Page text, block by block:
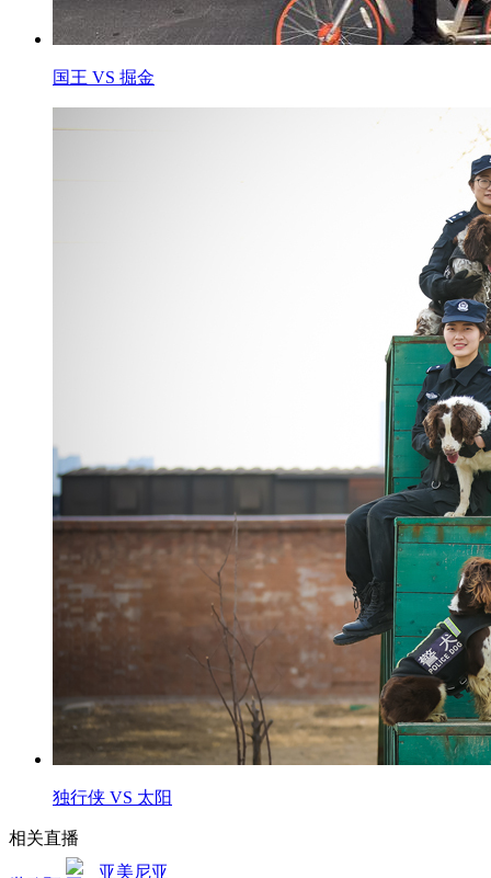
国王 VS 掘金
独行侠 VS 太阳
相关直播
亚美尼亚